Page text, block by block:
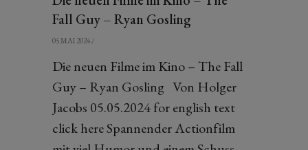
Fall Guy – Ryan Gosling
05 MAI 2024 /
Die neuen Filme im Kino – The Fall
Guy – Ryan Gosling Von Holger
Jacobs 05.05.2024 for english text
click here Spannender Actionfilm